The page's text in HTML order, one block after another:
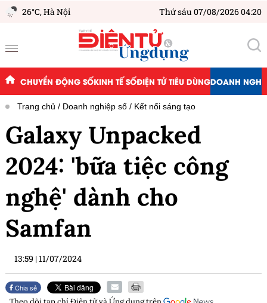
26°C,Hà Nội Thứ sáu 07/08/2026 04:20
CHUYỂN ĐỘNG SỐKINH TẾ SỐĐIỆN TỬ TIÊU DÙNGDOANH
Trang chủ Doanh nghiệp số Kết nối sáng tạo
Galaxy Unpacked
2024: 'bữa tiệc công
nghệ' dành cho
Samfan
13:59 |11/07/2024
Chia sẻ